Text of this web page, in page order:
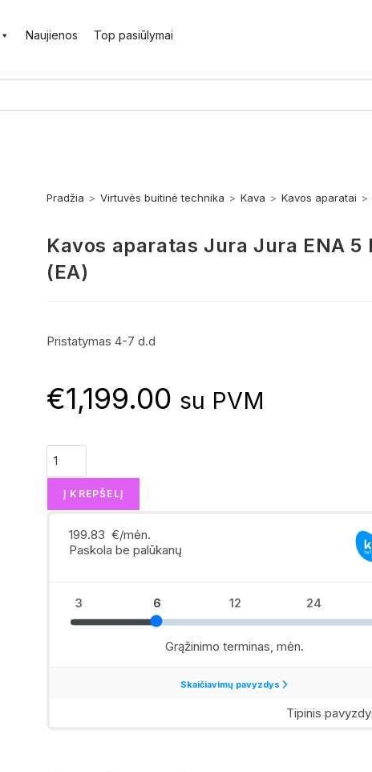
Naujienos Top pasiūlymai
Pradžia > Virtuvės buitinė technika > Kava > Kavos aparatai >
Kavos aparatas Jura Jura ENA 5
(EA)
Pristatymas 4-7 d.d
€1,199.00 su PVM
Į KREPŠELĮ